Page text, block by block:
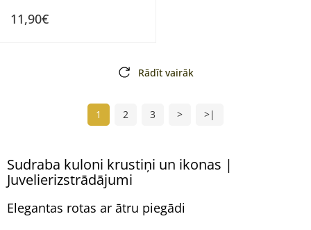
11,90€
Rādīt vairāk
1 2 3 > >|
Sudraba kuloni krustiņi un ikonas |
Juvelierizstrādājumi
Elegantas rotas ar ātru piegādi